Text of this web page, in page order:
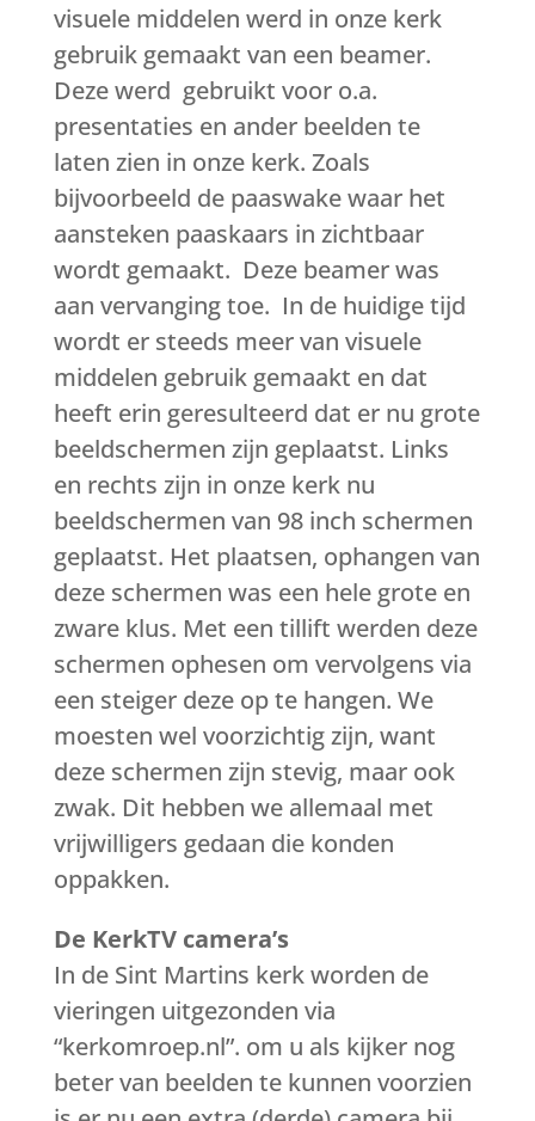
visuele middelen werd in onze kerk
gebruik gemaakt van een beamer.
Deze werd gebruikt voor o.a.
presentaties en ander beelden te
laten zien in onze kerk. Zoals
bijvoorbeeld de paaswake waar het
aansteken paaskaars in zichtbaar
wordt gemaakt. Deze beamer was
aan vervanging toe. In de huidige tijd
wordt er steeds meer van visuele
middelen gebruik gemaakt en dat
heeft erin geresulteerd dat er nu grote
beeldschermen zijn geplaatst. Links
en rechts zijn in onze kerk nu
beeldschermen van 98 inch schermen
geplaatst. Het plaatsen, ophangen van
deze schermen was een hele grote en
zware klus. Met een tillift werden deze
schermen ophesen om vervolgens via
een steiger deze op te hangen. We
moesten wel voorzichtig zijn, want
deze schermen zijn stevig, maar ook
zwak. Dit hebben we allemaal met
vrijwilligers gedaan die konden
oppakken.
De KerkTV camera’s
In de Sint Martins kerk worden de
vieringen uitgezonden via
“kerkomroep.nl”. om u als kijker nog
beter van beelden te kunnen voorzien